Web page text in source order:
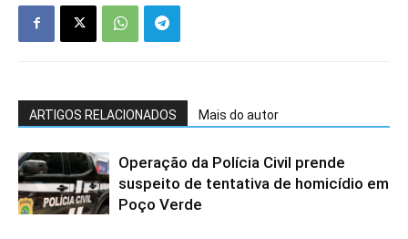
ARTIGOS RELACIONADOS Mais do autor
Operação da Polícia Civil prende
suspeito de tentativa de homicídio em
Poço Verde